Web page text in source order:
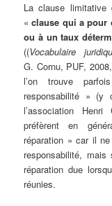
La clause limitative
«clause qui a pour
ou à un taux
((Vocabulaire
G. Cornu, PUF,
l’on trouve
responsabilité » (y
l’association
préfèrent en
réparation » car il
responsabilité,
réparation due
réunies.